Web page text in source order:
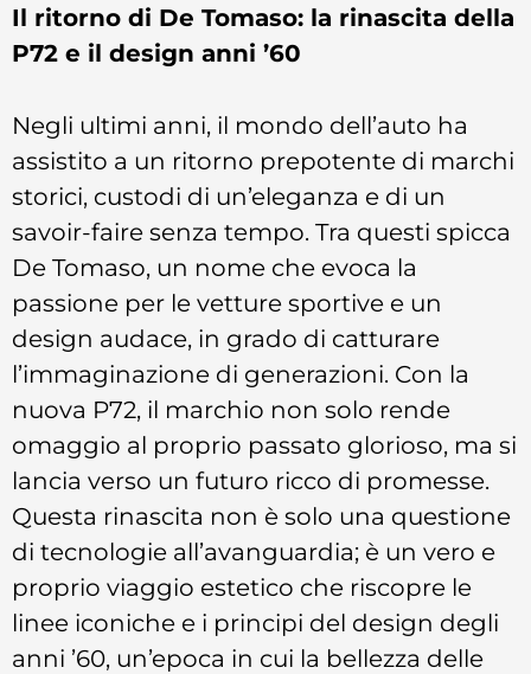
Il ritorno di De Tomaso: la rinascita della
P72 e il design anni ’60
Negli ultimi anni, il mondo dell’auto ha
assistito a un ritorno prepotente di marchi
storici, custodi di un’eleganza e di un
savoir-faire senza tempo. Tra questi spicca
De Tomaso, un nome che evoca la
passione per le vetture sportive e un
design audace, in grado di catturare
l’immaginazione di generazioni. Con la
nuova P72, il marchio non solo rende
omaggio al proprio passato glorioso, ma si
lancia verso un futuro ricco di promesse.
Questa rinascita non è solo una questione
di tecnologie all’avanguardia; è un vero e
proprio viaggio estetico che riscopre le
linee iconiche e i principi del design degli
anni ’60, un’epoca in cui la bellezza delle